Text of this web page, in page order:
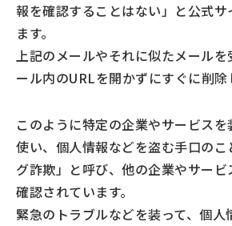
報を確認することはない」と公式
ます。
上記のメールやそれに似たメールを
ール内のURLを開かずにすぐに削除
このように特定の企業やサービス
使い、個人情報などを盗む手口の
グ詐欺」と呼び、他の企業やサー
確認されています。
緊急のトラブルなどを装って、個人